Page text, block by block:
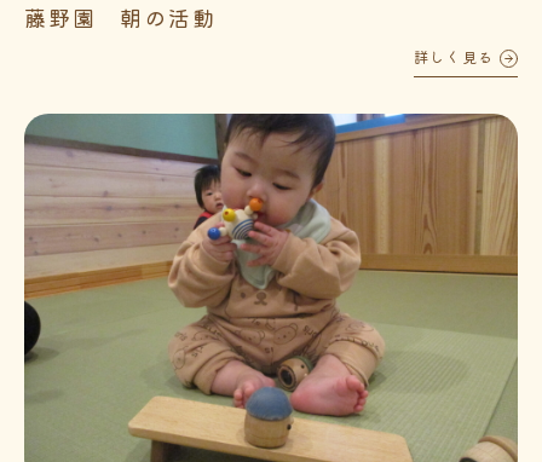
藤野園 朝の活動
詳しく見る